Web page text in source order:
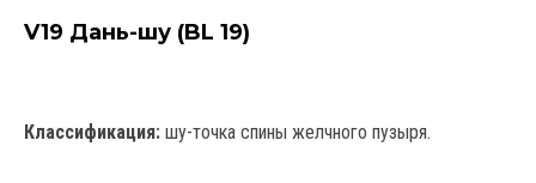
V19 Дань-шу (BL 19)
Классификация: шу-точка спины желчного пузыря.